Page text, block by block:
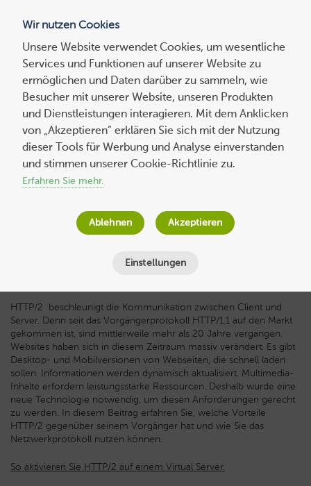
Suchen
nach:
HTTP/2: Der Standard für schnellere
Ladezeiten
am26. Januar 2021
Minuten
HTTP/2 beschleunigt die Kommunikation zwischen Client und
Server. Denn seit das Vorgängerprotokoll HTTP/1.1 auf den Markt
gekommen ist, sind mittlerweile mehr als 20 Jahre vergangen.
Websites haben sich in diesem Zeitraum massiv verändert: Es gibt
Desktop- und Mobilversionen von Webseiten, die schnell laden
sollen. Informationen werden dynamisch aktualisiert. Multimedia-
Inhalte erfordern leistungsstarke Ressourcen. Deshalb wurde eine
neue Technologie notwendig, um diesen Anforderungen gerecht
zu werden. In diesem Beitrag erfahren Sie, welche Vorteile
HTTP/2 gegenüber seinem Vorgänger hat und wie Sie das
Netzwerkprotokoll nutzen können.
So aktivieren Sie HTTP/2 auf einem Virtual Server.
Wir nutzen Cookies
Unsere Website verwendet Cookies, um wesentliche
Services und Funktionen auf unserer Website zu
ermöglichen und Daten darüber zu sammeln, wie
Besucher mit unserer Website, unseren Produkten
und Dienstleistungen interagieren. Mit dem Anklicken
von „Akzeptieren“ erklären Sie sich mit der Nutzung
dieser Tools für Werbung und Analyse einverstanden
und stimmen unserer Cookie-Richtlinie zu.
Erfahren Sie mehr.
Einstellungen
Ablehnen Akzeptieren